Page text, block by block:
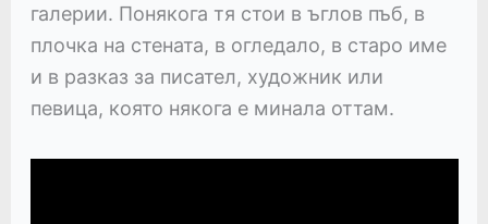
галерии. Понякога тя стои в ъглов пъб, в
плочка на стената, в огледало, в старо име
и в разказ за писател, художник или
певица, която някога е минала оттам.